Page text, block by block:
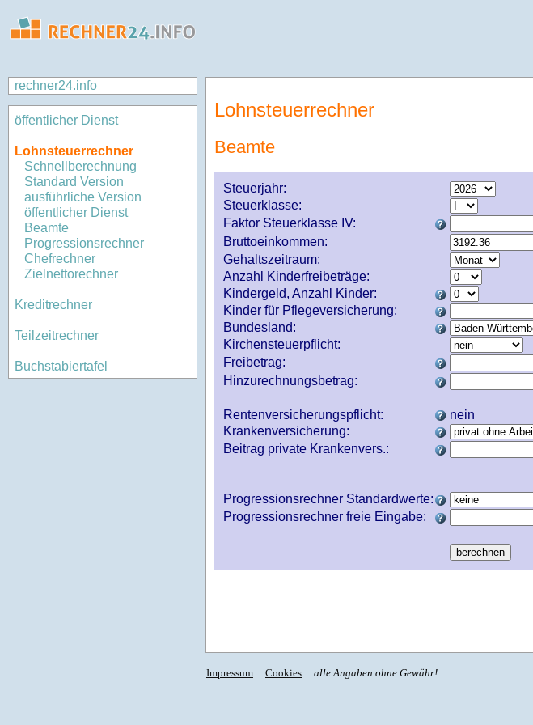
rechner24.info
öffentlicher Dienst
Lohnsteuerrechner
Schnellberechnung
Standard Version
ausführliche Version
öffentlicher Dienst
Beamte
Progressionsrechner
Chefrechner
Zielnettorechner
Kreditrechner
Teilzeitrechner
Buchstabiertafel
Lohnsteuerrechner
Beamte
Steuerjahr:
Steuerklasse:
Faktor Steuerklasse IV:
Bruttoeinkommen:
Gehaltszeitraum:
Anzahl Kinderfreibeträge:
Kindergeld, Anzahl Kinder:
Kinder für Pflegeversicherung:
Bundesland:
Kirchensteuerpflicht:
Freibetrag:
Hinzurechnungsbetrag:
Rentenversicherungspflicht:
nein
Krankenversicherung:
Beitrag private Krankenvers.:
Progressionsrechner Standardwerte:
Progressionsrechner freie Eingabe:
Impressum Cookies alle Angaben ohne Gewähr!